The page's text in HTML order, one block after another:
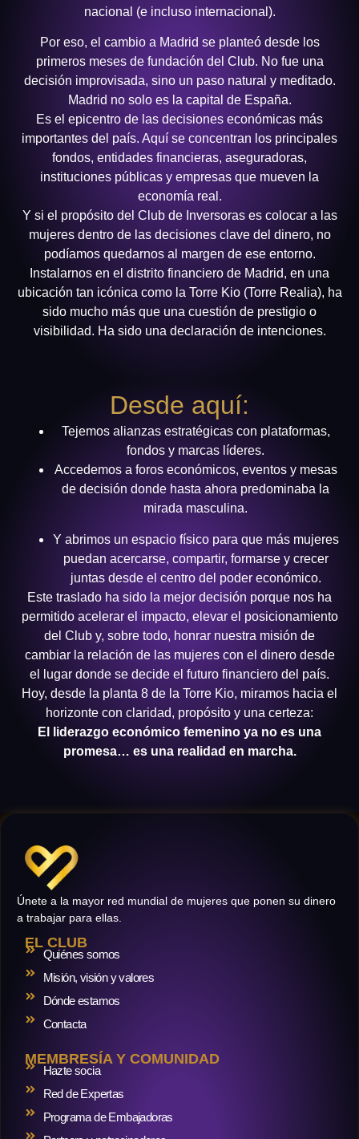
nacional (e incluso internacional).
Por eso, el cambio a Madrid se planteó desde los
primeros meses de fundación del Club. No fue una
decisión improvisada, sino un paso natural y meditado.
Madrid no solo es la capital de España.
Es el epicentro de las decisiones económicas más
importantes del país. Aquí se concentran los principales
fondos, entidades financieras, aseguradoras,
instituciones públicas y empresas que mueven la
economía real.
Y si el propósito del Club de Inversoras es colocar a las
mujeres dentro de las decisiones clave del dinero, no
podíamos quedarnos al margen de ese entorno.
Instalarnos en el distrito financiero de Madrid, en una
ubicación tan icónica como la Torre Kio (Torre Realia), ha
sido mucho más que una cuestión de prestigio o
visibilidad. Ha sido una declaración de intenciones.
Desde aquí:
Tejemos alianzas estratégicas con plataformas,
fondos y marcas líderes.
Accedemos a foros económicos, eventos y mesas
de decisión donde hasta ahora predominaba la
mirada masculina.
Y abrimos un espacio físico para que más mujeres
puedan acercarse, compartir, formarse y crecer
juntas desde el centro del poder económico.
Este traslado ha sido la mejor decisión porque nos ha
permitido acelerar el impacto, elevar el posicionamiento
del Club y, sobre todo, honrar nuestra misión de
cambiar la relación de las mujeres con el dinero desde
el lugar donde se decide el futuro financiero del país.
Hoy, desde la planta 8 de la Torre Kio, miramos hacia el
horizonte con claridad, propósito y una certeza:
El liderazgo económico femenino ya no es una
promesa… es una realidad en marcha.
Únete a la mayor red mundial de mujeres que ponen su dinero
a trabajar para ellas.
EL CLUB
Quiénes somos
Misión, visión y valores
Dónde estamos
Contacta
MEMBRESÍA Y COMUNIDAD
Hazte socia
Red de Expertas
Programa de Embajadoras